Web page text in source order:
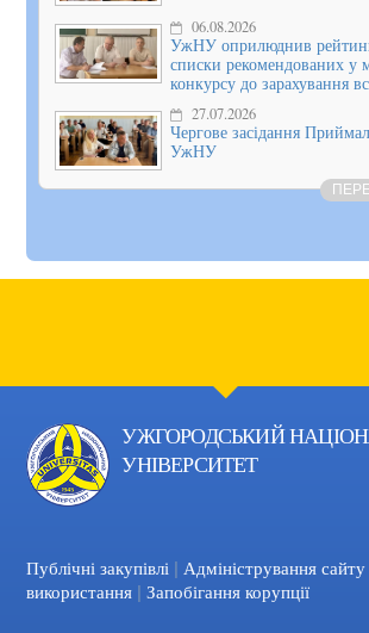
06.08.2026
УжНУ оприлюднив
списки рекомендованих у
конкурсу до зарахування
27.07.2026
Чергове засідання
УжНУ
УЖГОРОДСЬКИЙ
УНІВЕРСИТЕТ
Публічні закупівлі | Адміністрування сайту
використання | Запобігання корупції